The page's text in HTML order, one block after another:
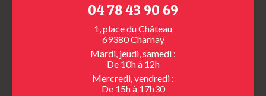
04 78 43 90 69
1, place du Château
69380 Charnay
Mardi, jeudi, samedi :
De 10h à 12h
Mercredi, vendredi :
De 15h à 17h30